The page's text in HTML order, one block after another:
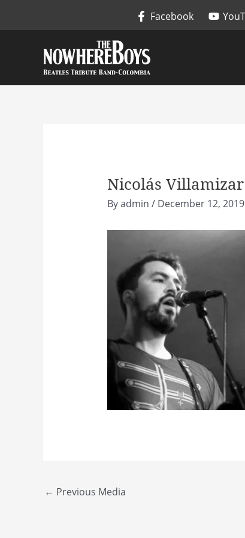
Facebook
Nicolás Villamizar
Byadmin / December 12, 2019
Post
← Previous Media